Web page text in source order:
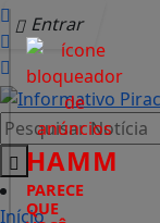
Entrar
Pesquisar Notícia
Início
HAMM
PARECE
QUE